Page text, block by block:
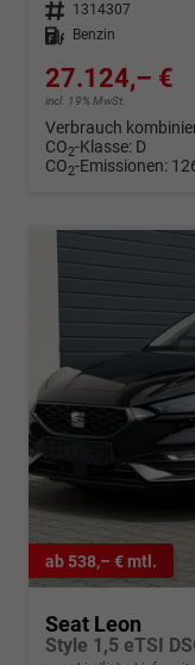
Fahrzeugnr. 1314307
Kraftstoff
Benzin
27.124,– €
incl. 19% MwSt.
Verbrauch
CO2-Klasse: D
CO2-Emissionen:
ab 538,– € mtl.
Seat Leon
Style 1,5 eTSI